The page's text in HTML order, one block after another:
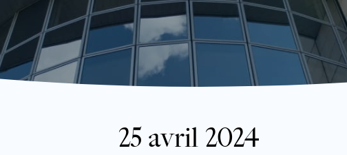
25 avril 2024